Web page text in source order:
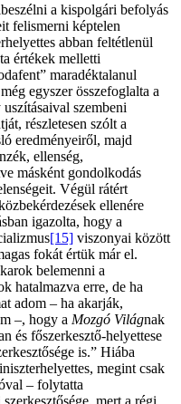
a kispolgári befolyás
felismerni képtelen
abban feltétlenül
értékek melletti
maradéktalanul
egyszer összefoglalta a
szembeni
részletesen szólt a
eredményeiről, majd
ellenség,
másként gondolkodás
Végül rátért
ellenére
igazolta, hogy a
[15] viszonyai között
fokát értük már el.
belemenni a
hatalmazva erre, de ha
adom – ha akarják,
–, hogy a Mozgó Világnak
és főszerkesztő-helyettese
is.” Hiába
megint csak
– folytatta
mert a régi